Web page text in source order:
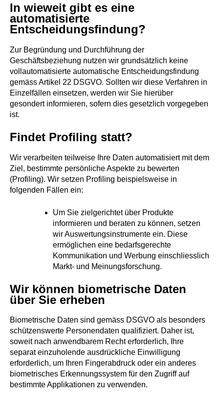
In wieweit gibt es eine
automatisierte
Entscheidungsfindung?
Zur Begründung und Durchführung der
Geschäftsbeziehung nutzen wir grundsätzlich keine
vollautomatisierte automatische Entscheidungsfindung
gemäss Artikel 22 DSGVO. Sollten wir diese Verfahren in
Einzelfällen einsetzen, werden wir Sie hierüber
gesondert informieren, sofern dies gesetzlich vorgegeben
ist.
Findet Profiling statt?
Wir verarbeiten teilweise Ihre Daten automatisiert mit dem
Ziel, bestimmte persönliche Aspekte zu bewerten
(Profiling). Wir setzen Profiling beispielsweise in
folgenden Fällen ein:
Um Sie zielgerichtet über Produkte
informieren und beraten zu können, setzen
wir Auswertungsinstrumente ein. Diese
ermöglichen eine bedarfsgerechte
Kommunikation und Werbung einschliesslich
Markt- und Meinungsforschung.
Wir können biometrische Daten
über Sie erheben
Biometrische Daten sind gemäss DSGVO als besonders
schützenswerte Personendaten qualifiziert. Daher ist,
soweit nach anwendbarem Recht erforderlich, Ihre
separat einzuholende ausdrückliche Einwilligung
erforderlich, um Ihren Fingerabdruck oder ein anderes
biometrisches Erkennungssystem für den Zugriff auf
bestimmte Applikationen zu verwenden.